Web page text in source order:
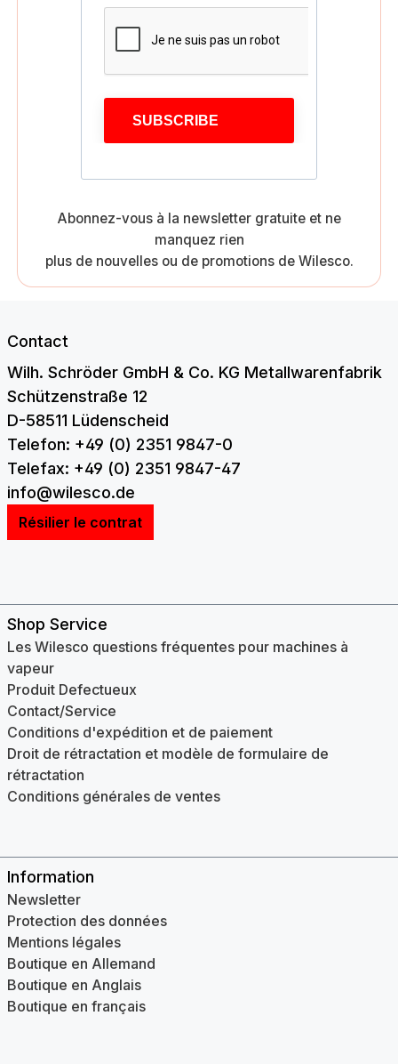
SUBSCRIBE
Abonnez-vous à la newsletter gratuite et ne
manquez rien
plus de nouvelles ou de promotions de Wilesco.
Contact
Wilh. Schröder GmbH & Co. KG Metallwarenfabrik
Schützenstraße 12
D-58511 Lüdenscheid
Telefon: +49 (0) 2351 9847-0
Telefax: +49 (0) 2351 9847-47
info@wilesco.de
Résilier le contrat
Shop Service
Les Wilesco questions fréquentes pour machines à
vapeur
Produit Defectueux
Contact/Service
Conditions d'expédition et de paiement
Droit de rétractation et modèle de formulaire de
rétractation
Conditions générales de ventes
Information
Newsletter
Protection des données
Mentions légales
Boutique en Allemand
Boutique en Anglais
Boutique en français